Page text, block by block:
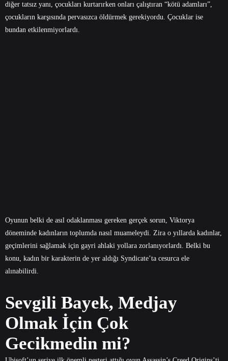
diğer tatsız yanı, çocukları kurtarırken onları çalıştıran “kötü adamları”,
çocukların karşısında pervasızca öldürmek gerekiyordu. Çocuklar ise
bundan etkilenmiyorlardı.
Oyunun belki de asıl odaklanması gereken gerçek sorun, Viktorya
döneminde kadınların toplumda nasıl muameleydi. Zira o yıllarda kadınlar,
geçimlerini sağlamak için gayri ahlaki yollara zorlanıyorlardı. Belki bu
konu, kadın bir karakterin de yer aldığı Syndicate’ta cesurca ele
alınabilirdi.
Sevgili Bayek, Medjay
Olmak İçin Çok
Gecikmedin mi?